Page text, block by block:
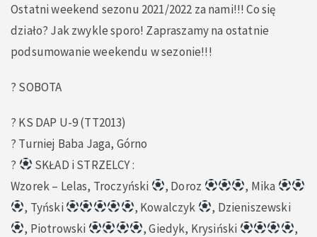
Ostatni weekend sezonu 2021/2022 za nami!!! Co się
działo? Jak zwykle sporo! Zapraszamy na ostatnie
podsumowanie weekendu w sezonie!!!
? SOBOTA
? KS DAP U-9 (TT2013)
? Turniej Baba Jaga, Górno
?
SKŁAD i STRZELCY :
Wzorek – Lelas, Troczyński
, Doroz
, Mika
, Tyński
, Kowalczyk
, Dzieniszewski
, Piotrowski
, Giedyk, Krysiński
,